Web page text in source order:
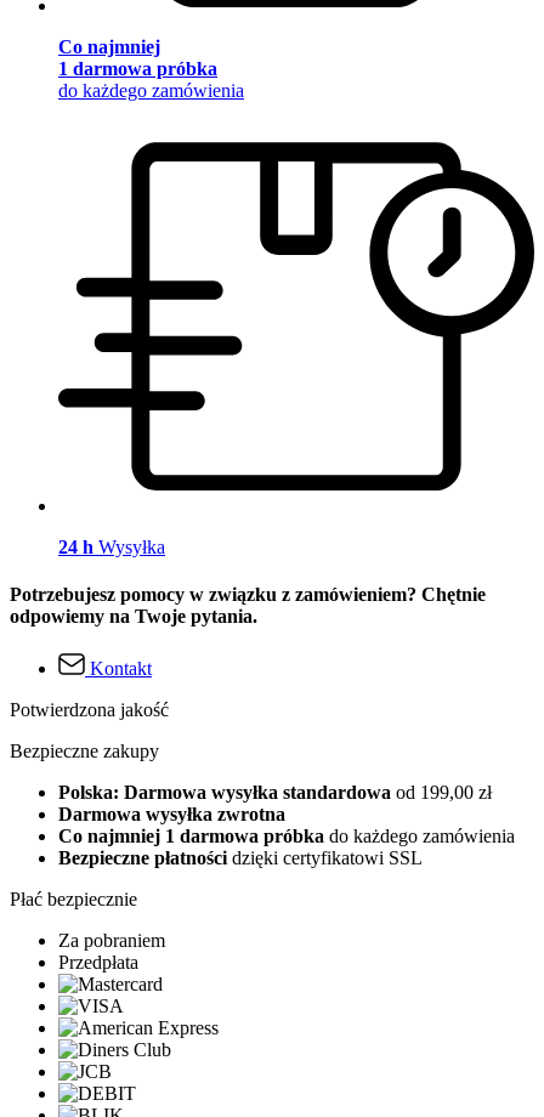
Co najmniej
1 darmowa próbka
do każdego zamówienia
24 h Wysyłka
Potrzebujesz pomocy w związku z zamówieniem? Chętnie
odpowiemy na Twoje pytania.
Kontakt
Potwierdzona jakość
Bezpieczne zakupy
Polska: Darmowa wysyłka standardowa od 199,00 zł
Darmowa wysyłka zwrotna
Co najmniej 1 darmowa próbka do każdego zamówienia
Bezpieczne płatności dzięki certyfikatowi SSL
Płać bezpiecznie
Za pobraniem
Przedpłata